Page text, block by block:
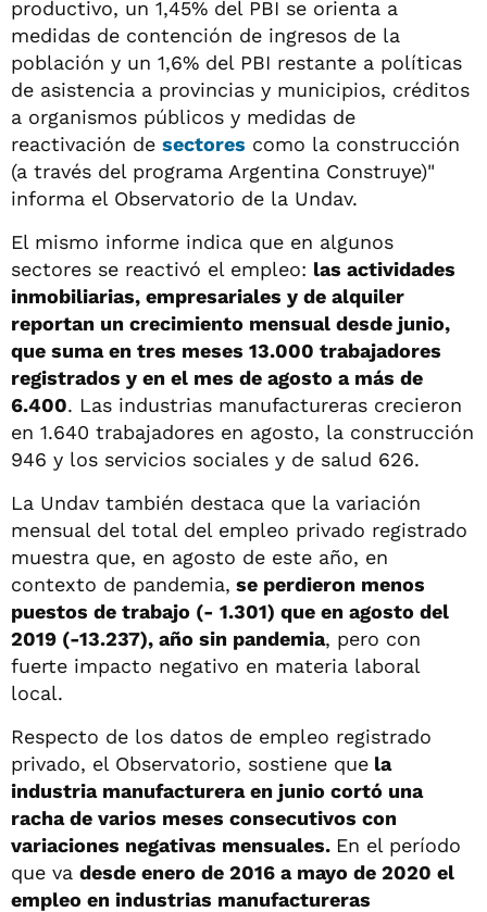
productivo, un 1,45% del PBI se orienta a
medidas de contención de ingresos de la
población y un 1,6% del PBI restante a políticas
de asistencia a provincias y municipios, créditos
a organismos públicos y medidas de
reactivación de sectores como la construcción
(a través del programa Argentina Construye)"
informa el Observatorio de la Undav.
El mismo informe indica que en algunos
sectores se reactivó el empleo: las actividades
inmobiliarias, empresariales y de alquiler
reportan un crecimiento mensual desde junio,
que suma en tres meses 13.000 trabajadores
registrados y en el mes de agosto a más de
6.400. Las industrias manufactureras crecieron
en 1.640 trabajadores en agosto, la construcción
946 y los servicios sociales y de salud 626.
La Undav también destaca que la variación
mensual del total del empleo privado registrado
muestra que, en agosto de este año, en
contexto de pandemia, se perdieron menos
puestos de trabajo (- 1.301) que en agosto del
2019 (-13.237), año sin pandemia, pero con
fuerte impacto negativo en materia laboral
local.
Respecto de los datos de empleo registrado
privado, el Observatorio, sostiene que la
industria manufacturera en junio cortó una
racha de varios meses consecutivos con
variaciones negativas mensuales. En el período
que va desde enero de 2016 a mayo de 2020 el
empleo en industrias manufactureras